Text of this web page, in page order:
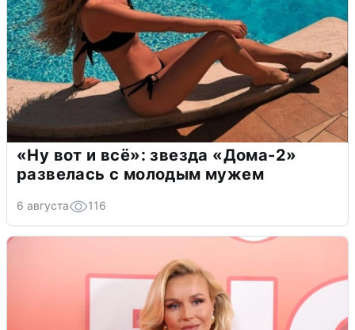
«Ну вот и всё»: звезда «Дома-2»
развелась с молодым мужем
6 августа 116